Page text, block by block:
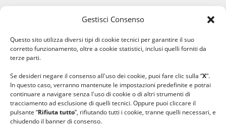
Gestisci Consenso
Questo sito utilizza diversi tipi di cookie tecnici per garantire il suo
corretto funzionamento, oltre a cookie statistici, inclusi quelli forniti da
terze parti.
Se desideri negare il consenso all'uso dei cookie, puoi fare clic sulla “X”.
In questo caso, verranno mantenute le impostazioni predefinite e potrai
continuare a navigare senza l'uso di cookie o di altri strumenti di
tracciamento ad esclusione di quelli tecnici. Oppure puoi cliccare il
pulsante “Rifiuta tutto”, rifiutando tutti i cookie, tranne quelli necessari, e
chiudendo il banner di consenso.
#lanaterapia
#ilcaloredellempatia